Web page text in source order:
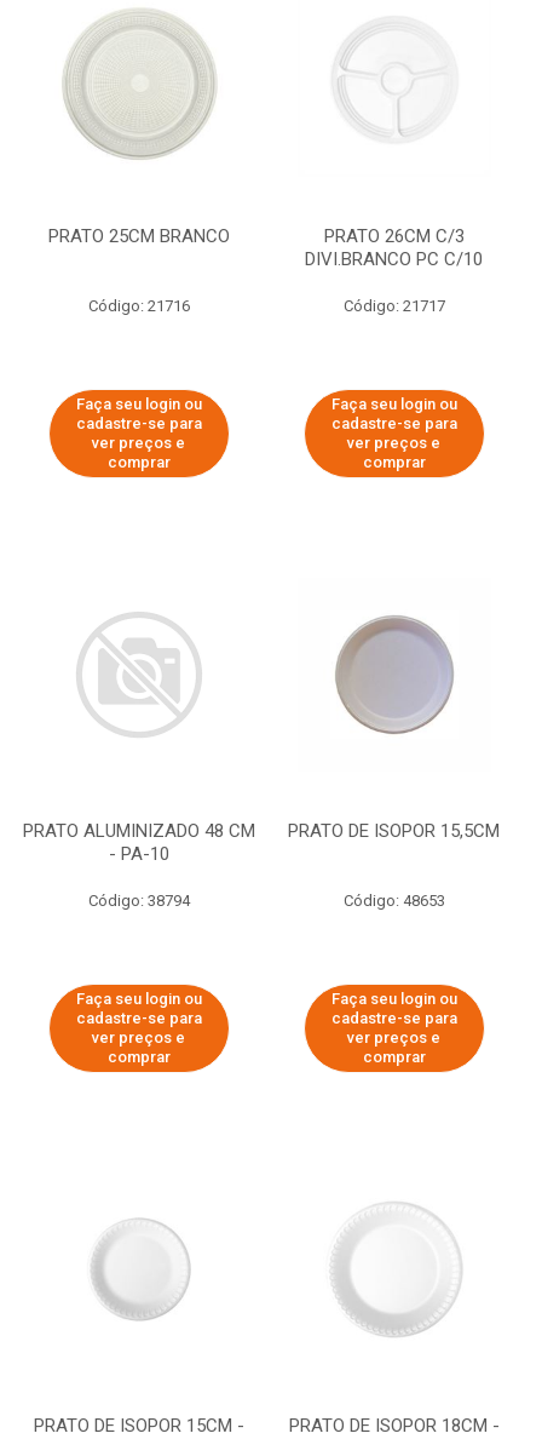
PRATO 25CM BRANCO
Código: 21716
Faça seu login ou
cadastre-se para
ver preços e
comprar
PRATO 26CM C/3
DIVI.BRANCO PC C/10
Código: 21717
Faça seu login ou
cadastre-se para
ver preços e
comprar
PRATO ALUMINIZADO 48 CM
- PA-10
Código: 38794
Faça seu login ou
cadastre-se para
ver preços e
comprar
PRATO DE ISOPOR 15,5CM
Código: 48653
Faça seu login ou
cadastre-se para
ver preços e
comprar
PRATO DE ISOPOR 15CM -
PRATO DE ISOPOR 18CM -